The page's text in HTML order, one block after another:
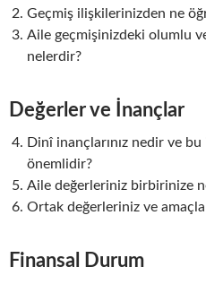
Geçmiş ilişkilerinizden ne
Aile geçmişinizdeki olumlu
nelerdir?
Değerler ve İnançlar
Dinî inançlarınız nedir ve
önemlidir?
Aile değerleriniz birbirinize
Ortak değerleriniz ve
Finansal Durum